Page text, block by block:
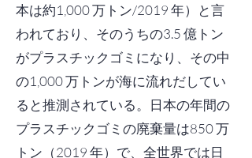
本は約1,000 万トン/2019 年）と言
われており、そのうちの3.5 億トン
がプラスチックゴミになり、その中
の1,000 万トンが海に流れだしてい
ると推測されている。日本の年間の
プラスチックゴミの廃棄量は850 万
トン（2019 年）で、全世界では日